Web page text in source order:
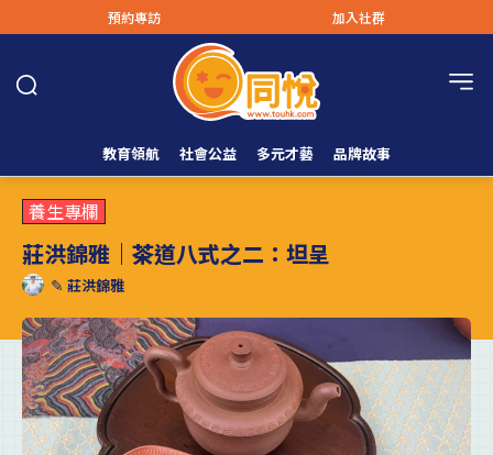
預約專訪 加入社群
教育領航 社會公益 多元才藝 品牌故事
養生專欄
莊洪錦雅｜茶道八式之二：坦呈
✎ 莊洪錦雅